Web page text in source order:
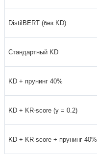
DistilBERT (без KD)
Стандартный KD
KD + прунинг 40%
KD + KR-score (γ = 0.2)
KD + KR-score + прунинг 40%